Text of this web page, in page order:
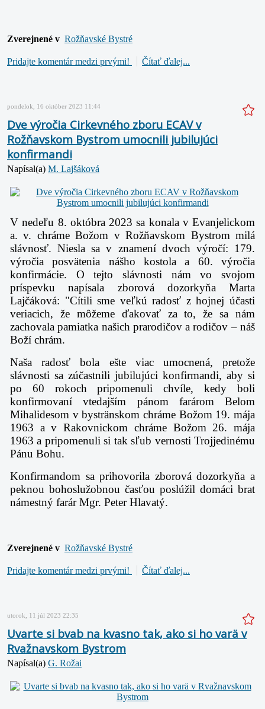
Zverejnené v Rožňavské Bystré
Pridajte komentár medzi prvými! Čítať ďalej...
pondelok, 16 október 2023 11:44
Dve výročia Cirkevného zboru ECAV v
Rožňavskom Bystrom umocnili jubilujúci
konfirmandi
Napísal(a) M. Lajšáková
V nedeľu 8. októbra 2023 sa konala v Evanjelickom
a. v. chráme Božom v Rožňavskom Bystrom milá
slávnosť. Niesla sa v znamení dvoch výročí: 179.
výročia posvätenia nášho kostola a 60. výročia
konfirmácie. O tejto slávnosti námvo svojom
príspevkunapísala zborová dozorkyňa Marta
Lajčáková: "Cítili sme veľkú radosť z hojnej účasti
veriacich, že môžeme ďakovať za to, že sa nám
zachovala pamiatka našich prarodičov a rodičov – náš
Boží chrám.
Naša radosť bola ešte viac umocnená, pretože
slávnosti sa zúčastnili jubilujúci konfirmandi, aby si
po 60 rokoch pripomenuli chvíle, kedy boli
konfirmovaní vtedajším pánom farárom Belom
Mihalidesom v bystränskom chráme Božom 19. mája
1963 a v Rakovnickom chráme Božom 26. mája
1963 a pripomenuli si tak sľub vernosti Trojjedinému
Pánu Bohu.
Konfirmandom sa prihovorila zborová dozorkyňa a
peknou bohoslužobnou časťou poslúžil domáci brat
námestný farár Mgr. Peter Hlavatý.
Zverejnené v Rožňavské Bystré
Pridajte komentár medzi prvými! Čítať ďalej...
utorok, 11 júl 2023 22:35
Uvarte si bvab na kvasno tak, ako si ho varä v
Rvažnavskom Bystrom
Napísal(a) G. Rožai